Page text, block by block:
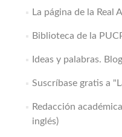
La página de la Real
Biblioteca de la
Ideas y palabras.
Suscríbase gratis a
Redacción
inglés)